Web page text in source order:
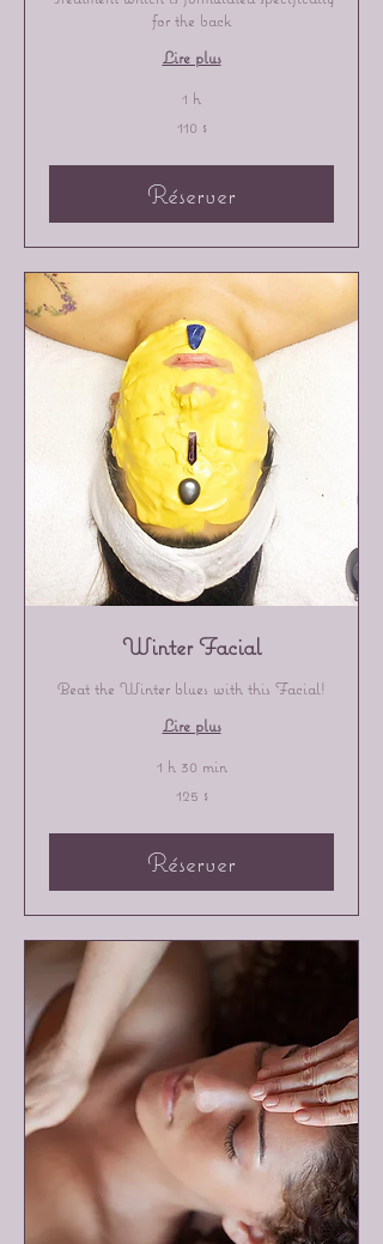
for the back
Lire plus
1 h
110 $
Réserver
Winter Facial
Beat the Winter blues with this Facial!
Lire plus
1 h 30 min
125 $
Réserver